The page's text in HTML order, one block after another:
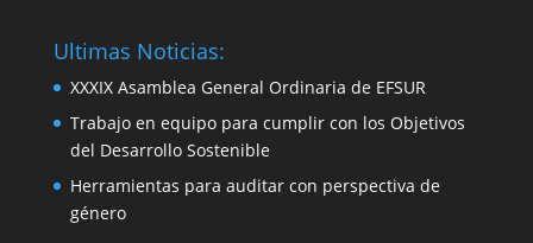
Ultimas Noticias:
XXXIX Asamblea General Ordinaria de EFSUR
Trabajo en equipo para cumplir con los Objetivos
del Desarrollo Sostenible
Herramientas para auditar con perspectiva de
género